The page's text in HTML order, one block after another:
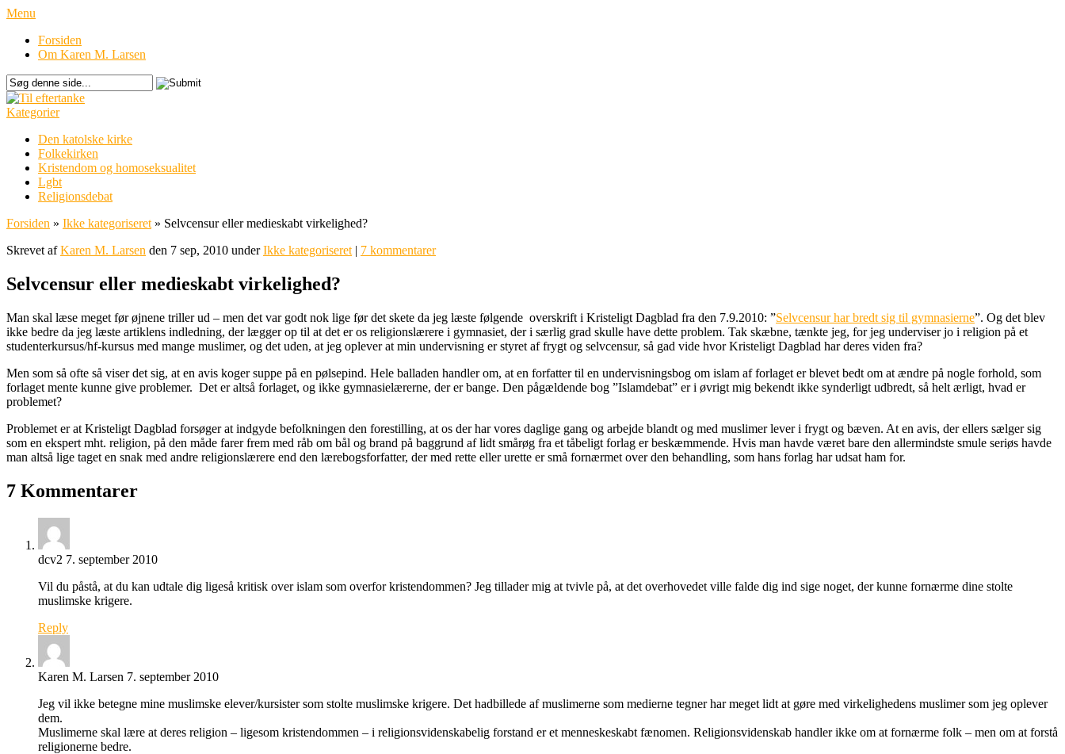
Menu
Forsiden
Om Karen M. Larsen
Kategorier
Den katolske kirke
Folkekirken
Kristendom og homoseksualitet
Lgbt
Religionsdebat
Forsiden » Ikke kategoriseret » Selvcensur eller medieskabt virkelighed?
Skrevet afKaren M. Larsen den 7 sep, 2010 underIkke kategoriseret | 7 kommentarer
Selvcensur eller medieskabt virkelighed?
Man skal læse meget før øjnene triller ud – men det var godt nok lige før det skete da jeg læste følgende overskrift i Kristeligt Dagblad fra den 7.9.2010: ”Selvcensur har bredt sig til gymnasierne”. Og det blev
ikke bedre da jeg læste artiklens indledning, der lægger op til at det er os religionslærere i gymnasiet, der i særlig grad skulle have dette problem. Tak skæbne, tænkte jeg, for jeg underviser jo i religion på et
studenterkursus/hf-kursus med mange muslimer, og det uden, at jeg oplever at min undervisning er styret af frygt og selvcensur, så gad vide hvor Kristeligt Dagblad har deres viden fra?
Men som så ofte så viser det sig, at en avis koger suppe på en pølsepind. Hele balladen handler om, at en forfatter til en undervisningsbog om islam af forlaget er blevet bedt om at ændre på nogle forhold, som
forlaget mente kunne give problemer. Det er altså forlaget, og ikke gymnasielærerne, der er bange. Den pågældende bog ”Islamdebat” er i øvrigt mig bekendt ikke synderligt udbredt, så helt ærligt, hvad er
problemet?
Problemet er at Kristeligt Dagblad forsøger at indgyde befolkningen den forestilling, at os der har vores daglige gang og arbejde blandt og med muslimer lever i frygt og bæven. At en avis, der ellers sælger sig
som en ekspert mht. religion, på den måde farer frem med råb om bål og brand på baggrund af lidt smårøg fra et tåbeligt forlag er beskæmmende. Hvis man havde været bare den allermindste smule seriøs havde
man altså lige taget en snak med andre religionslærere end den lærebogsforfatter, der med rette eller urette er små fornærmet over den behandling, som hans forlag har udsat ham for.
7 Kommentarer
dcv2 7. september 2010
Vil du påstå, at du kan udtale dig ligeså kritisk over islam som overfor kristendommen? Jeg tillader mig at tvivle på, at det overhovedet ville falde dig ind sige noget, der kunne fornærme dine stolte
muslimske krigere.
Reply
Karen M. Larsen 7. september 2010
Jeg vil ikke betegne mine muslimske elever/kursister som stolte muslimske krigere. Det hadbillede af muslimerne som medierne tegner har meget lidt at gøre med virkelighedens muslimer som jeg oplever
dem.
Muslimerne skal lære at deres religion – ligesom kristendommen – i religionsvidenskabelig forstand er et menneskeskabt fænomen. Religionsvidenskab handler ikke om at fornærme folk – men om at forstå
religionerne bedre.